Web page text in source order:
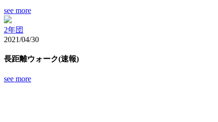
see more
2年団
2021/04/30
長距離ウォーク(速報)
see more